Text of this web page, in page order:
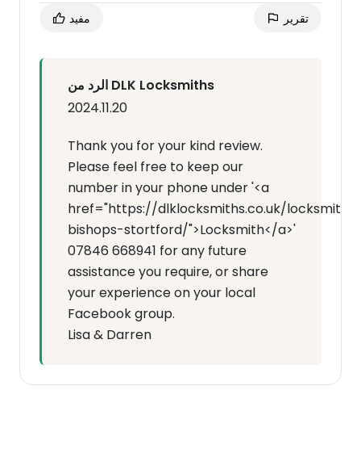
مفيد تقرير
الرد من DLK Locksmiths
2024.11.20
Thank you for your kind review.
Please feel free to keep our
number in your phone under '<a
href="https://dlklocksmiths.co.uk/locksmith-
bishops-stortford/">Locksmith</a>'
07846 668941 for any future
assistance you require, or share
your experience on your local
Facebook group.
Lisa & Darren